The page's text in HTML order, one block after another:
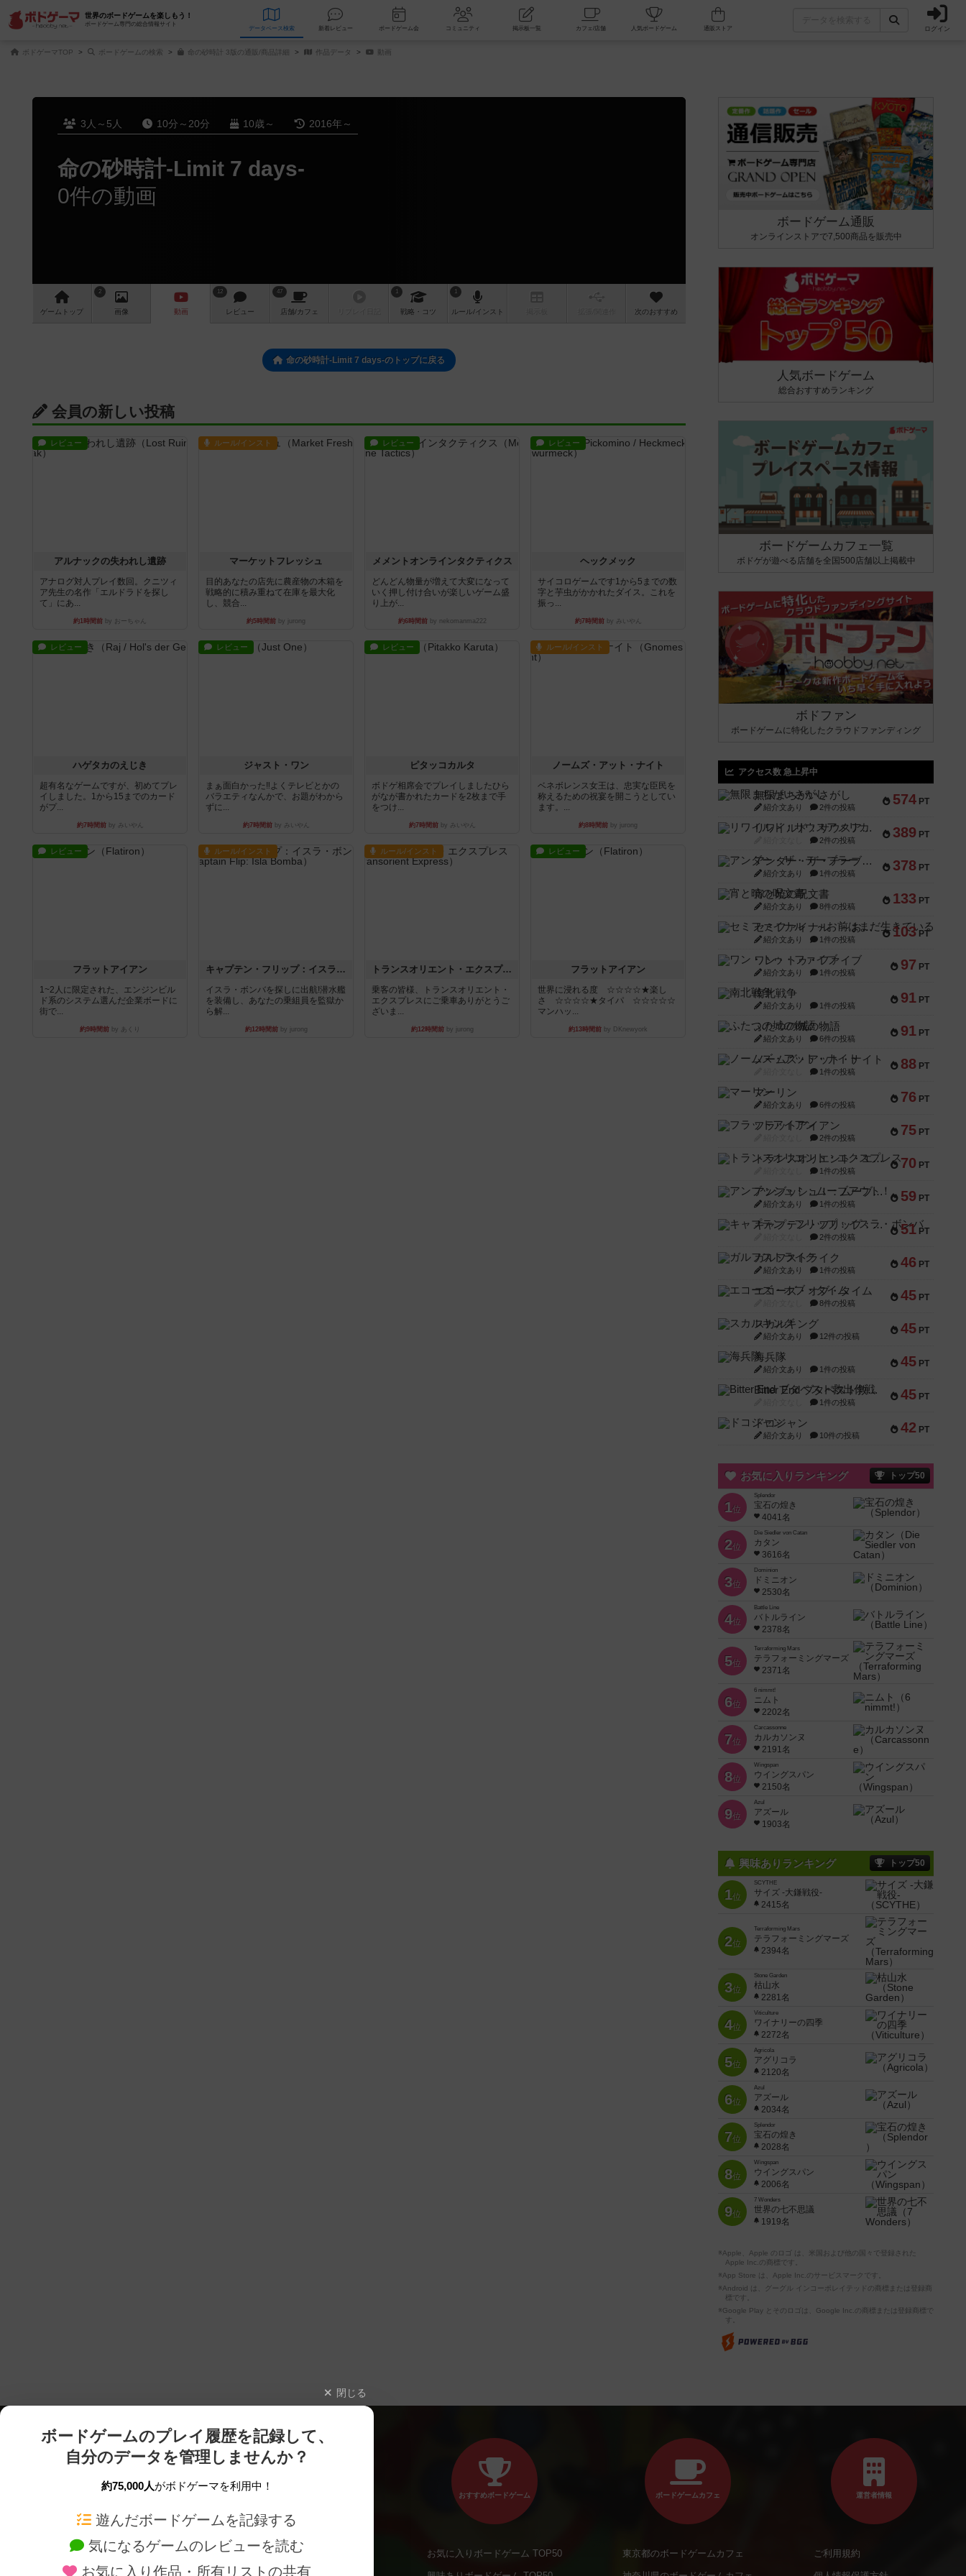
世界のボードゲームを楽しもう！
ボードゲーム専門の総合情報サイト
データベース 検索 新着レビュー ボードゲーム会 コミュニティ 掲示板一覧 カフェ/店舗 人気ボードゲーム ログイン
ボドゲーマTOP ボードゲームの検索 命の砂時計 3版の通販/商品詳細 作品データ 動画
3人～5人 10分～20分 10歳～ 2016年～
命の砂時計-Limit 7 days-
0件の動画
ゲーム トップ
2
画像 動画
12
レビュー
47
店舗/カフェ
1
戦略 ・コツ
1
ルール/インスト 次のおすすめ
命の砂時計-Limit 7 days-のトップに戻る
会員の新しい投稿
レビュー
アルナックの失われし遺跡
アナログ対人プレイ数回。クニツィ
ア先生の名作「エルドラドを探し
て」にあ...
約1時間前 by おーちゃん
ルール/インスト
マーケットフレッシュ
目的あなたの店先に農産物の木箱を
戦略的に積み重ねて在庫を最大化
し、競合...
約5時間前 by jurong
レビュー
メメントオンラインタクティクス
どんどん物量が増えて大変になって
いく押し付け合いが楽しいゲーム盛
り上が...
約6時間前by nekomanma222
レビュー
ヘックメック
サイコロゲームです1から5までの数
字と芋虫がかかれたダイス。これを
振っ...
約7時間前by みいやん
レビュー
ハゲタカのえじき
超有名なゲームですが、初めてプレ
イしました。1から15までのカード
がプ...
約7時間前by みいやん
レビュー
ジャスト・ワン
まぁ面白かった‼️よくテレビとかの
バラエティなんかで、お題がわから
ずに...
約7時間前by みいやん
レビュー
ピタッコカルタ
ボドゲ相席会でプレイしましたひら
がなが書かれたカードを2枚まで手
をつけ...
約7時間前by みいやん
ルール/インスト
ノームズ・アット・ナイト
ベネボレンス女王は、忠実な臣民を
称えるための祝宴を開こうとしてい
ます。...
約8時間前 by jurong
レビュー
フラットアイアン
1~2人に限定された、エンジンビル
ド系のシステム選んだ企業ボードに
街で...
約9時間前 by あくり
ルール/インスト
キャプテン・フリップ：イスラ・ボンバ
イスラ・ボンバを探しに出航!潜水艦
を装備し、あなたの乗組員を監獄か
ら解...
約12時間前by jurong
ルール/インスト
トランスオリエント・エクスプレス
乗客の皆様、トランスオリエント・
エクスプレスにご乗車ありがとうご
ざいま...
約12時間前by jurong
レビュー
フラットアイアン
世界に浸れる度 ☆☆☆☆★楽し
さ ☆☆☆☆★タイパ ☆☆☆☆☆
マンハッ...
約13時間前 by DKnewyork
ボードゲーム通販
オンラインストアで7,500商品を販売中
人気ボードゲーム
総合おすすめランキング
ボードゲームカフェ一覧
ボドゲが遊べる店舗を全国500店舗以上掲載中
ボドファン
ボードゲームに特化したクラウドファンディング
アクセス数 急上昇中
574 PT
無限まちがいさがし
紹介文あり 2件の投稿
389 PT
リワイルド：サウスアメリカ
2件の投稿
378 PT
アンダー・ザ・テーブラー
紹介文あり 1件の投稿
133 PT
宵と暁の呪文書
紹介文あり 8件の投稿
103 PT
セミファイナル ～お前はまだ生きている～
紹介文あり 1件の投稿
97 PT
ワン・トゥ・ファイブ
紹介文あり 1件の投稿
91 PT
南北戦争
紹介文あり 1件の投稿
91 PT
ふたつの城の物語
紹介文あり 6件の投稿
88 PT
ノームズ・アット・ナイト
1件の投稿
76 PT
マーリン
紹介文あり 6件の投稿
75 PT
フラットアイアン
2件の投稿
70 PT
トランスオリエント・エクスプレス
1件の投稿
59 PT
アンブッシュ！：ムーブアウト！
紹介文あり 1件の投稿
51 PT
キャプテン・フリップ：イスラ・ボンバ
2件の投稿
46 PT
ガルフストライク
紹介文あり 1件の投稿
45 PT
エコーズ・オブ・タイム
8件の投稿
45 PT
スカルキング
紹介文あり 12件の投稿
45 PT
海兵隊
紹介文あり 1件の投稿
45 PT
Bitter End ブタペスト救出作戦
1件の投稿
42 PT
ドコジャン
紹介文あり 10件の投稿
お気に入りランキング トップ50
1位
Splendor
宝石の煌き
4041名
2位
Die Siedler von Catan
カタン
3616名
3位
Dominion
ドミニオン
2530名
4位
Battle Line
バトルライン
2378名
5位
Terraforming Mars
テラフォーミングマーズ
2371名
6位
6 nimmt!
ニムト
2202名
7位
Carcassonne
カルカソンヌ
2191名
8位
Wingspan
ウイングスパン
2150名
9位
Azul
アズール
1903名
興味ありランキング トップ50
1位
SCYTHE
サイズ -大鎌戦役-
2415名
2位
Terraforming Mars
テラフォーミングマーズ
2394名
3位
Stone Garden
枯山水
2281名
4位
Viticulture
ワイナリーの四季
2272名
5位
Agricola
アグリコラ
2120名
6位
Azul
アズール
2034名
7位
Splendor
宝石の煌き
2028名
8位
Wingspan
ウイングスパン
2006名
9位
7 Wonders
世界の七不思議
1919名
※Apple、Apple のロゴ は、米国および他の国々で登録された
Apple Inc.の商標です。
※App Store は、Apple Inc.のサービスマークです。
※Android は、グーグル インコーポレイテッドの商標または登録商
標です。
※Google Play とそのロゴは、Google Inc.の商標または登録商標で
す。
閉じる
ボードゲームのプレイ履歴を記録して、
自分のデータを管理しませんか？
約75,000人がボドゲーマを利用中！
遊んだボードゲームを記録する
気になるゲームのレビューを読む
お気に入り作品・所有リストの共有
ボードゲームを検索する 新作・再入荷情報
おすすめボードゲーム
お気に入りボードゲーム TOP50
ボードゲームカフェ
東京都のボードゲームカフェ
運営者情報
ご利用規約